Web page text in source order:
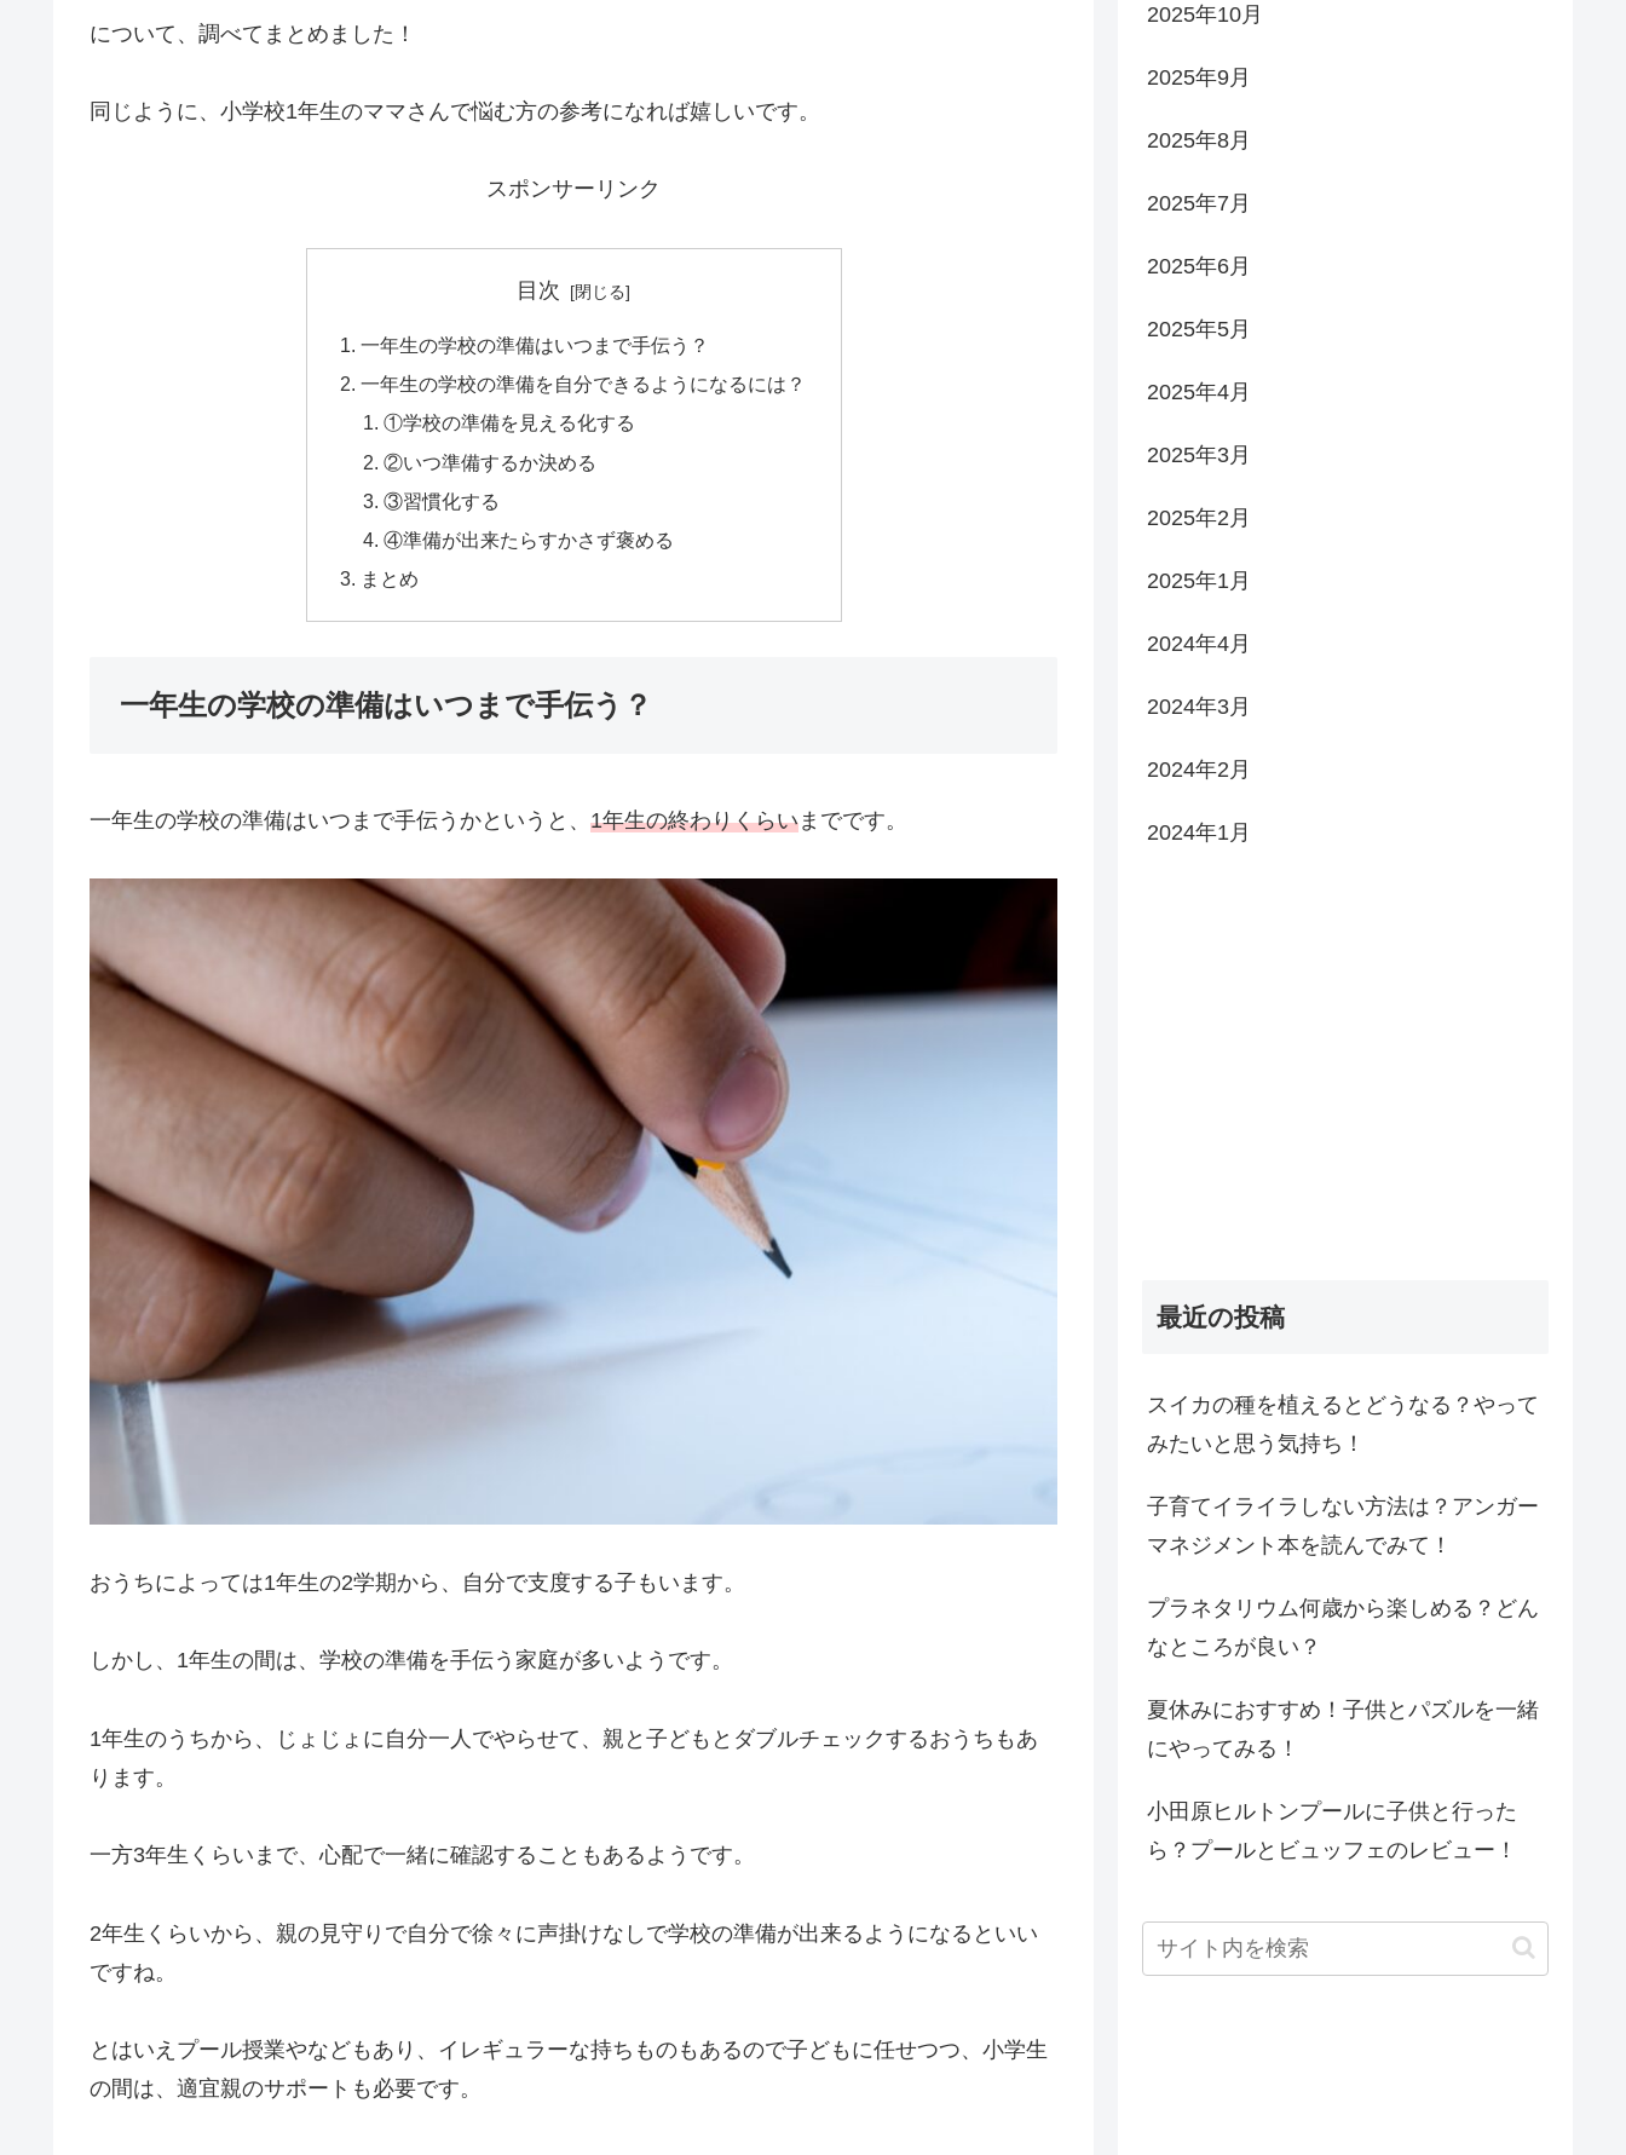
について、調べてまとめました！
同じように、小学校1年生のママさんで悩む方の参考になれば嬉しいです。
スポンサーリンク
目次
一年生の学校の準備はいつまで手伝う？
一年生の学校の準備を自分できるようになるには？
①学校の準備を見える化する
②いつ準備するか決める
③習慣化する
④準備が出来たらすかさず褒める
まとめ
一年生の学校の準備はいつまで手伝う？
一年生の学校の準備はいつまで手伝うかというと、 1年生の終わりくらい までです。
おうちによっては1年生の2学期から、自分で支度する子もいます。
しかし、1年生の間は、学校の準備を手伝う家庭が多いようです。
1年生のうちから、じょじょに自分一人でやらせて、親と子どもとダブルチェックするおうちもあ
ります。
一方3年生くらいまで、心配で一緒に確認することもあるようです。
2年生くらいから、親の見守りで自分で徐々に声掛けなしで学校の準備が出来るようになるといい
ですね。
とはいえプール授業やなどもあり、イレギュラーな持ちものもあるので子どもに任せつつ、小学生
の間は、適宜親のサポートも必要です。
2025年10月
2025年9月
2025年8月
2025年7月
2025年6月
2025年5月
2025年4月
2025年3月
2025年2月
2025年1月
2024年4月
2024年3月
2024年2月
2024年1月
最近の投稿
スイカの種を植えるとどうなる？やって
みたいと思う気持ち！
子育てイライラしない方法は？アンガー
マネジメント本を読んでみて！
プラネタリウム何歳から楽しめる？どん
なところが良い？
夏休みにおすすめ！子供とパズルを一緒
にやってみる！
小田原ヒルトンプールに子供と行った
ら？プールとビュッフェのレビュー！